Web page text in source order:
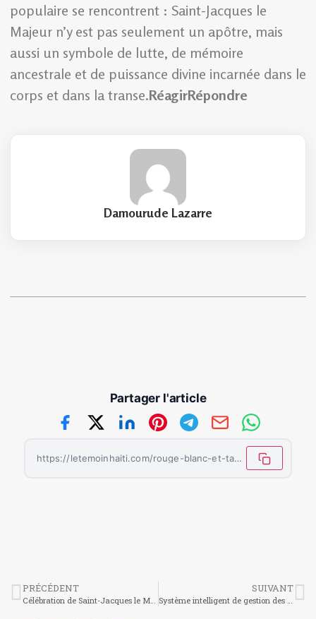
populaire se rencontrent : Saint-Jacques le
Majeur n’y est pas seulement un apôtre, mais
aussi un symbole de lutte, de mémoire
ancestrale et de puissance divine incarnée dans le
corps et dans la transe.RéagirRépondre
Damourude Lazarre
Partager l'article
https://letemoinhaiti.com/rouge-blanc-et-tambours-la-fete-sacree-de-saint-jacques-en-haiti/
PRÉCÉDENT SUIVANT